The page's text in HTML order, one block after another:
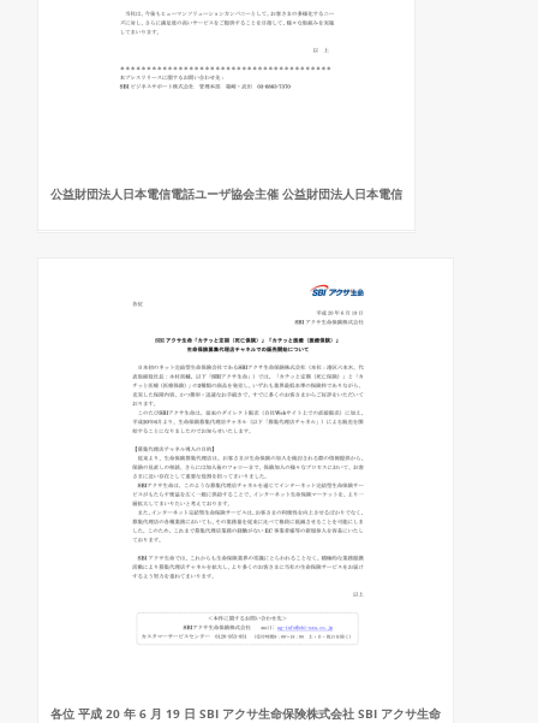
公益財団法人日本電信電話ユーザ協会主催 公益財団法人日本電信
各位 平成 20 年 6 月 19 日 SBI アクサ生命保険株式会社 SBI アクサ生命